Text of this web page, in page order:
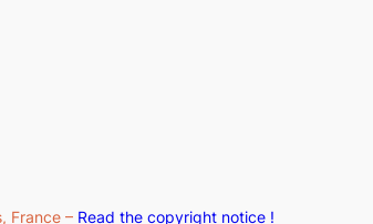
France – Read the copyright notice !